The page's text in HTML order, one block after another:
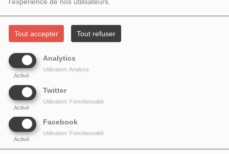
Tout accepter Tout refuser
Analytics
Activé
Utilisation: Analyse
Twitter
Activé
Utilisation: Fonctionnalité
Facebook
Activé
Utilisation: Fonctionnalité
La démocratie est en crise, mais si certains
s'abstiennent, la majorité débat, crée, résiste...